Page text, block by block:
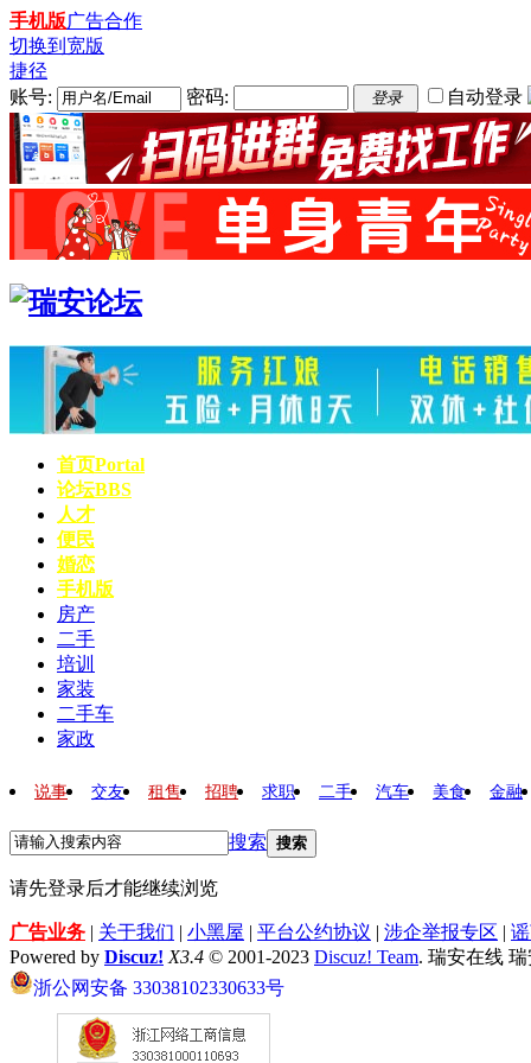
手机版广告合作
切换到宽版
捷径
账号:
密码: 登录 自动登录
首页Portal
论坛BBS
人才
便民
婚恋
手机版
房产
二手
培训
家装
二手车
家政
说事 交友 租售 招聘 求职 二手 汽车 美食 金融
搜索 搜索
请先登录后才能继续浏览
广告业务 | 关于我们 | 小黑屋 | 平台公约协议 | 涉企举报专区 |
Powered by Discuz! X3.4 © 2001-2023 Discuz! Team. 瑞安在线
浙公网安备 33038102330633号